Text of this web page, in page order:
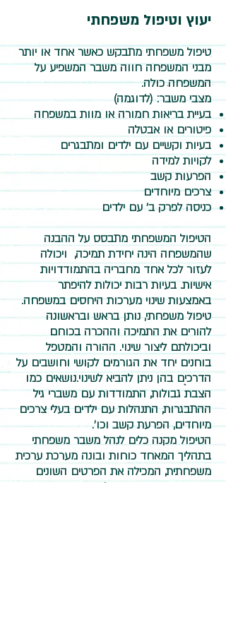
יעוץ וטיפול משפחתי
טיפול משפחתי מתבקש כאשר אחד או יותר
מבני המשפחה חווה משבר המשפיע על
המשפחה כולה.
מצבי משבר: (לדוגמה)
בעיית בריאות חמורה או מוות במשפחה
פיטורים או אבטלה
בעיות וקשיים עם ילדים ומתבגרים
לקויות למידה
הפרעות קשב
צרכים מיוחדים
כניסה לפרק ב’ עם ילדים
הטיפול המשפחתי מתבסס על ההבנה
שהמשפחה הינה יחידת תמיכה, ויכולה
לעזור לכל אחד מחבריה בהתמודדויות
אישיות. בעיות רבות יכולות להיפתר
באמצעות שינוי מערכות היחסים במשפחה.
טיפול משפחתי, נותן בראש ובראשונה
להורים את התמיכה וההכרה בכוחם
וביכולתם ליצור שינוי. ההורה והמטפל
בוחנים יחד את הגורמים לקושי וחושבים על
הדרכים בהן ניתן להביא לשינוי.נושאים כמו
הצבת גבולות, התמודדות עם משברי גיל
ההתבגרות, התנהלות עם ילדים בעלי צרכים
מיוחדים, הפרעת קשב וכו'.
הטיפול מקנה כלים לנהל משבר משפחתי
בתהליך המאחד כוחות ובונה מערכת ערכית
משפחתית, המכילה את הפרטים השונים
בתוכה. תוך מתן כבוד לשונות בין בני